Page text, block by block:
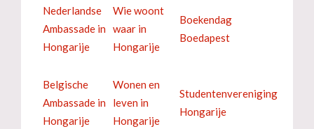
Nederlandse
Ambassade in
Hongarije
Wie woont
waar in
Hongarije
Boekendag
Boedapest
Belgische
Ambassade in
Hongarije
Wonen en
leven in
Hongarije
Studentenvereniging
Hongarije